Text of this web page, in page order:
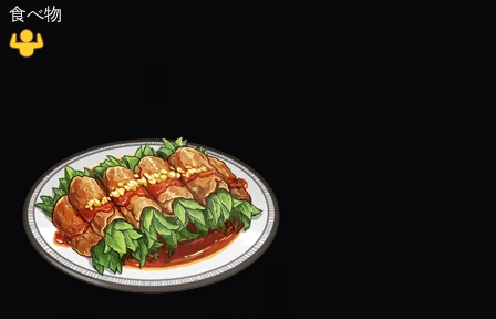
食べ物